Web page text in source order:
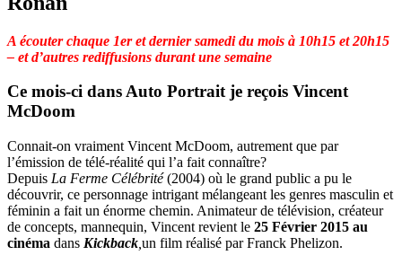
A écouter chaque 1er et dernier samedi du mois à 10h15 et 20h15
– et d’autres rediffusions durant une semaine
Ce mois-ci dansAuto Portraitje reçois Vincent
McDoom
Connait-on vraiment Vincent McDoom, autrement que par
l’émission de télé-réalité qui l’a fait connaître?
Depuis La Ferme Célébrité(2004) où le grand public a pu le
découvrir, ce personnage intrigant mélangeant les genres masculin et
féminin a fait un énorme chemin. Animateur de télévision, créateur
de concepts, mannequin, Vincent revient le 25 Février 2015 au
cinéma dans Kickback un film réalisé par Franck Phelizon.